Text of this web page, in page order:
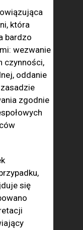
która
bardzo
wezwanie
czynności,
oddanie
zgodnie
się